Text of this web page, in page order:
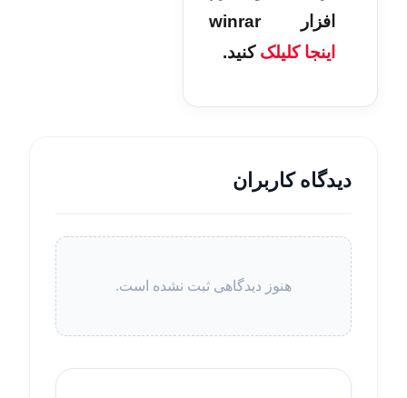
افزار winrar
اینجا کلیلک کنید.
دیدگاه کاربران
هنوز دیدگاهی ثبت نشده است.